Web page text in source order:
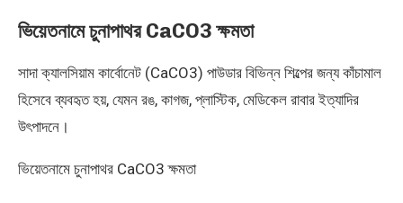
ভিয়েতনামে চুনাপাথর CaCO3 ক্ষমতা
সাদা ক্যালসিয়াম কার্বোনেট (CaCO3) পাউডার বিভিন্ন শিল্পের জন্য কাঁচামাল
হিসেবে ব্যবহৃত হয়, যেমন রঙ, কাগজ, প্লাস্টিক, মেডিকেল রাবার ইত্যাদির
উৎপাদনে।
ভিয়েতনামে চুনাপাথর CaCO3 ক্ষমতা